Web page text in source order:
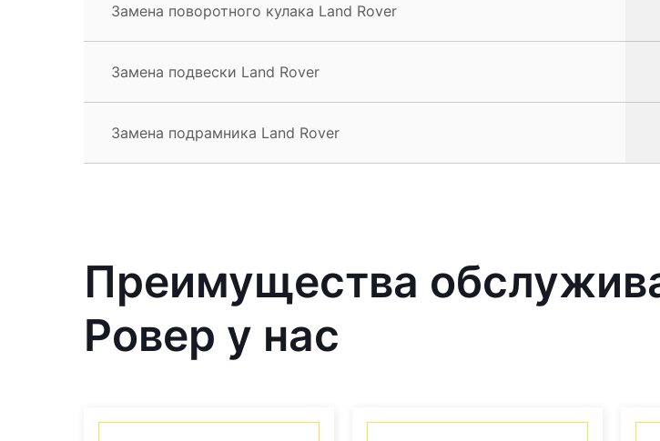
Замена поворотного кулака Land Rover
Замена подвески Land Rover
Замена подрамника Land Rover
Преимущества
Ровер у нас